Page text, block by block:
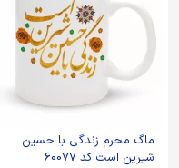
ماگ محرم زندگی با حسین
شیرین است کد 60077